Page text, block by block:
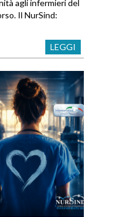
agli infermieri del
Il NurSind:
LEGGI